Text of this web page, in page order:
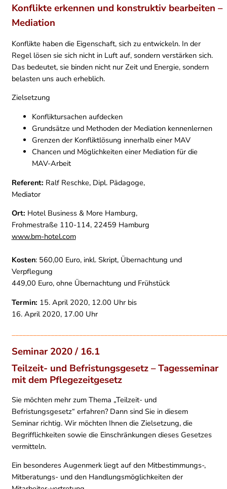
Konflikte erkennen und konstruktiv bearbeiten –
Mediation
Konflikte haben die Eigenschaft, sich zu entwickeln. In der
Regel lösen sie sich nicht in Luft auf, sondern verstärken sich.
Das bedeutet, sie binden nicht nur Zeit und Energie, sondern
belasten uns auch erheblich.
Zielsetzung
Konfliktursachen aufdecken
Grundsätze und Methoden der Mediation kennenlernen
Grenzen der Konfliktlösung innerhalb einer MAV
Chancen und Möglichkeiten einer Mediation für die
MAV-Arbeit
Referent: Ralf Reschke, Dipl. Pädagoge,
Mediator
Ort: Hotel Business & More Hamburg,
Frohmestraße 110-114, 22459 Hamburg
www.bm-hotel.com
Kosten: 560,00 Euro, inkl. Skript, Übernachtung und
Verpflegung
449,00 Euro, ohne Übernachtung und Frühstück
Termin: 15. April 2020, 12.00 Uhr bis
16. April 2020, 17.00 Uhr
Seminar 2020 / 16.1
Teilzeit- und Befristungsgesetz –Tagesseminar
mit dem Pflegezeitgesetz
Sie möchten mehr zum Thema „Teilzeit- und
Befristungsgesetz“ erfahren? Dann sind Sie in diesem
Seminar richtig. Wir möchten Ihnen die Zielsetzung, die
Begrifflichkeiten sowie die Einschränkungen dieses Gesetzes
vermitteln.
Ein besonderes Augenmerk liegt auf den Mitbestimmungs-,
Mitberatungs- und den Handlungsmöglichkeiten der